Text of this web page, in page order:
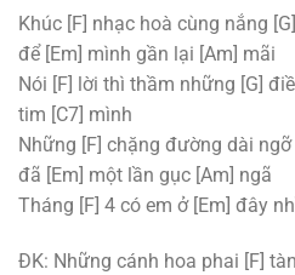
Khúc [F] nhạc hoà cùng nắng [G]
để [Em] mình gần lại [Am] mãi
Nói [F] lời thì thầm những [G]
tim [C7] mình
Những [F] chặng đường dài ngỡ
đã [Em] một lần gục [Am] ngã
Tháng [F] 4 có em ở [Em] đây
ĐK: Những cánh hoa phai [F]